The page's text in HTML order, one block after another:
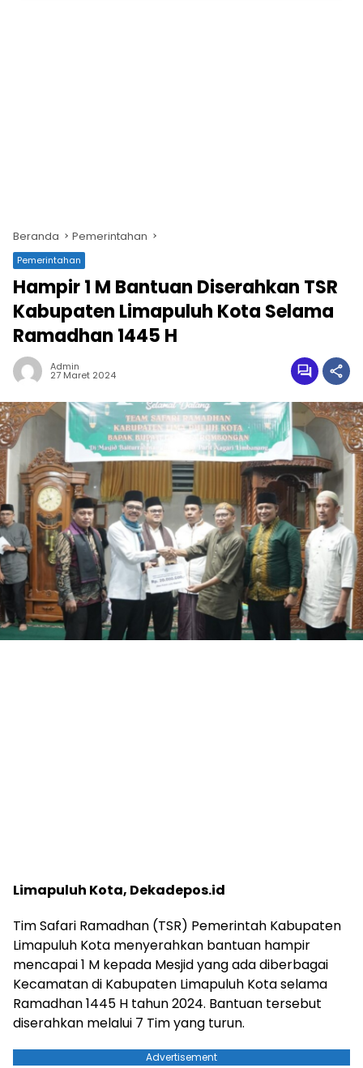
Beranda Pemerintahan
Pemerintahan
Hampir 1 M Bantuan Diserahkan TSR
Kabupaten Limapuluh Kota Selama
Ramadhan 1445 H
Admin
27 Maret 2024
Limapuluh Kota, Dekadepos.id
Tim Safari Ramadhan (TSR) Pemerintah Kabupaten
Limapuluh Kota menyerahkan bantuan hampir
mencapai 1 M kepada Mesjid yang ada diberbagai
Kecamatan di Kabupaten Limapuluh Kota selama
Ramadhan 1445 H tahun 2024. Bantuan tersebut
diserahkan melalui 7 Tim yang turun.
Advertisement